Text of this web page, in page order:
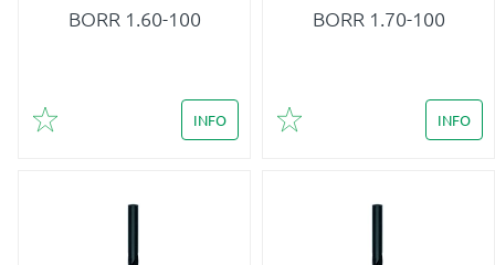
BORR 1.60-100
Lägg till i favoriter
INFO
BORR 1.70-100
Lägg till i favoriter
INFO